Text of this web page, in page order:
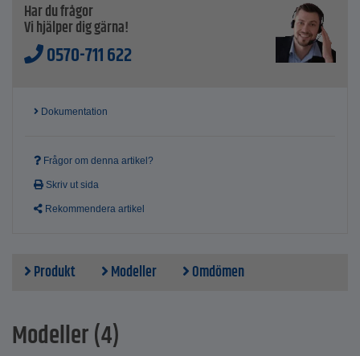
Har du frågor
Vi hjälper dig gärna!
0570-711 622
Dokumentation
Frågor om denna artikel?
Skriv ut sida
Rekommendera artikel
Produkt Modeller Omdömen
Modeller (4)